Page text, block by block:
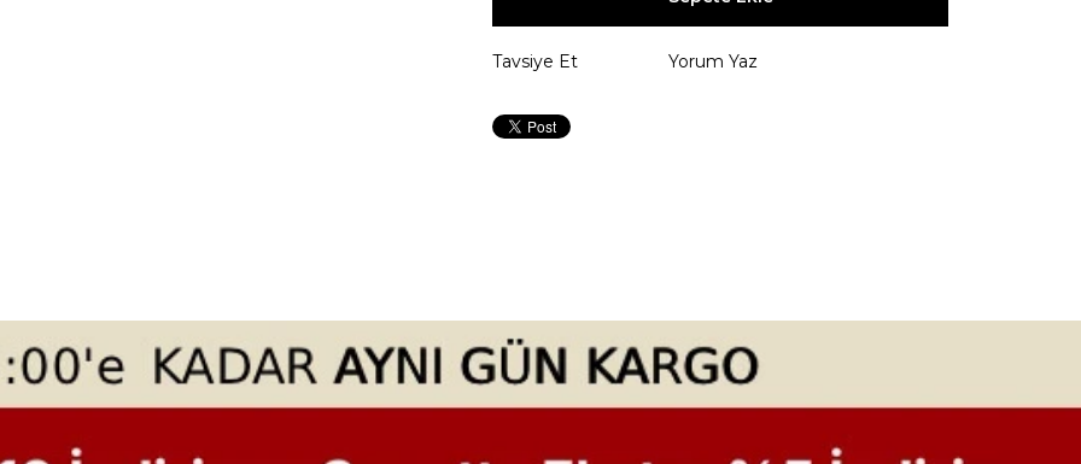
Tavsiye Et Yorum Yaz